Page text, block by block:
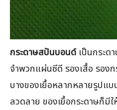
กระดาษสปันบอนด์เป็นกระด
จำพวกแผ่นซีดี รองเสื้อ รองก
บางของเยื้อหลากหลายรูปแ
ลวดลาย ของเยื้อกระดาษก็มี